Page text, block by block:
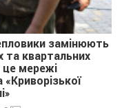
замінюють
та квартальних
мережі